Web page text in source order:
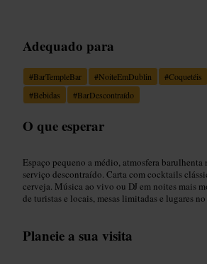
Adequado para
#BarTempleBar #NoiteEmDublin #Coquetéis
#Bebidas #BarDescontraído
O que esperar
Espaço pequeno a médio, atmosfera barulhenta
serviço descontraído. Carta com cocktails
cerveja. Música ao vivo ou DJ em noites mais
de turistas e locais, mesas limitadas e lugares
Planeie a sua visita